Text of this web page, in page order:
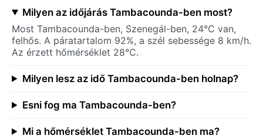
Milyen az időjárás Tambacounda-ben most?
Most Tambacounda-ben, Szenegál-ben, 24°C van,
felhős. A páratartalom 92%, a szél sebessége 8 km/h.
Az érzett hőmérséklet 28°C.
Milyen lesz az idő Tambacounda-ben holnap?
Esni fog ma Tambacounda-ben?
Mi a hőmérséklet Tambacounda-ben ma?